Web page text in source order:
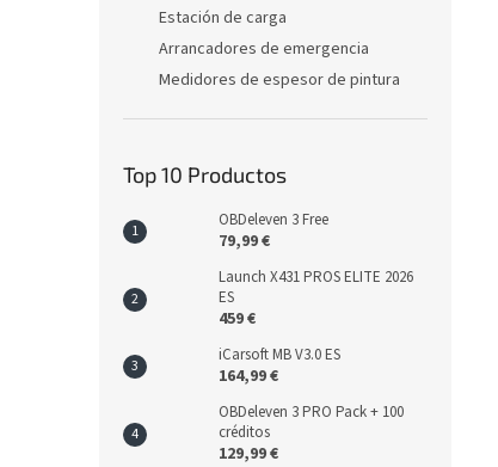
Estación de carga
Arrancadores de emergencia
Medidores de espesor de pintura
Top 10 Productos
OBDeleven 3 Free
79,99 €
Launch X431 PROS ELITE 2026
ES
459 €
iCarsoft MB V3.0 ES
164,99 €
OBDeleven 3 PRO Pack + 100
créditos
129,99 €